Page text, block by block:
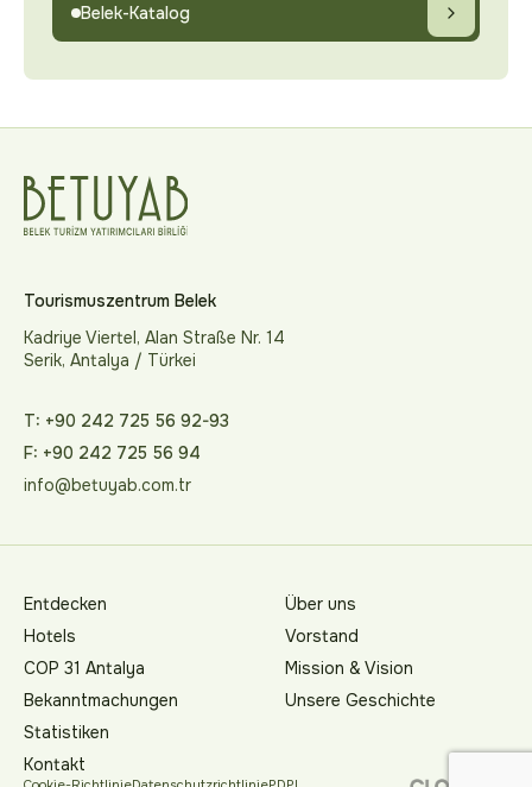
Belek-Katalog
Tourismuszentrum Belek
Kadriye Viertel, Alan Straße Nr. 14
Serik, Antalya / Türkei
T: +90 242 725 56 92-93
F: +90 242 725 56 94
info@betuyab.com.tr
Entdecken
Hotels
COP 31 Antalya
Bekanntmachungen
Statistiken
Kontakt
Über uns
Vorstand
Mission & Vision
Unsere Geschichte